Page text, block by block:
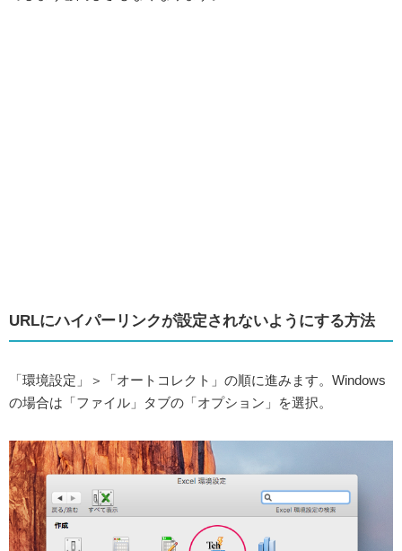
URLにハイパーリンクが設定されないようにする方法
「環境設定」＞「オートコレクト」の順に進みます。Windows
の場合は「ファイル」タブの「オプション」を選択。